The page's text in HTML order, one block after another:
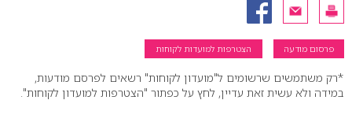
פרסום מודעה הצטרפות למועדות לקוחות
*רק משתמשים שרשומים ל"מועדון לקוחות" רשאים לפרסם מודעות,
במידה ולא עשית זאת עדיין, לחץ על כפתור "הצטרפות למועדון לקוחות".